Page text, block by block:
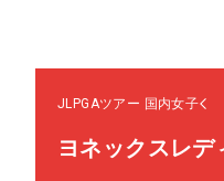
JLPGAツアー 国内女子
ヨネックスレデ